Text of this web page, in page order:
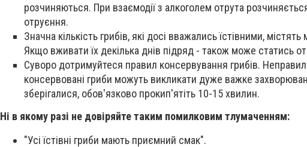
розчиняються. При взаємодії з алкоголем отрута
отруєння.
Значна кількість грибів, які досі вважались їстівними,
Якщо вживати їх декілька днів підряд - також може статись
Суворо дотримуйтеся правил консервування грибів.
консервовані гриби можуть викликати дуже важке
зберігалися, обов'язково прокип'ятіть 10-15 хвилин.
Ні в якому разі не довіряйте таким помилковим тлумаченням:
"Усі їстівні гриби мають приємний смак".